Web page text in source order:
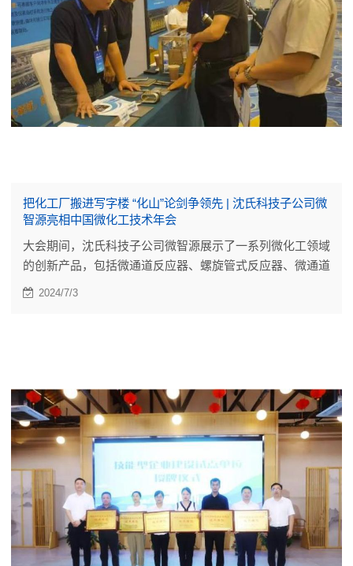
把化工厂搬进写字楼 “化山”论剑争领先 | 沈氏科技子公司微
智源亮相中国微化工技术年会
大会期间，沈氏科技子公司微智源展示了一系列微化工领域
的创新产品，包括微通道反应器、螺旋管式反应器、微通道
混合器、实验室级反应装置等。
2024/7/3